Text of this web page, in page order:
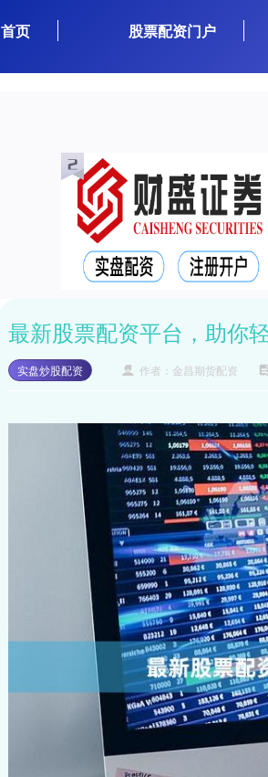
首页 股票配资门户
最新股票配资平台，助你
实盘炒股配资 作者：金昌期货配资